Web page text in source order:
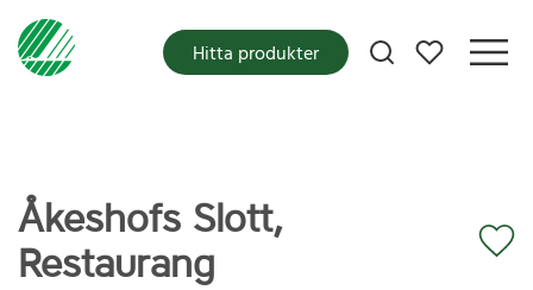
Mina favoriter
Hitta produkter
Åkeshofs Slott,
Restaurang